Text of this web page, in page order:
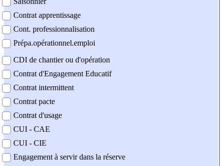
Contrat apprentissage
Cont. professionnalisation
Prépa.opérationnel.emploi
CDI de chantier ou d'opération
Contrat d'Engagement Educatif
Contrat intermittent
Contrat pacte
Contrat d'usage
CUI - CAE
CUI - CIE
Engagement à servir dans la réserve